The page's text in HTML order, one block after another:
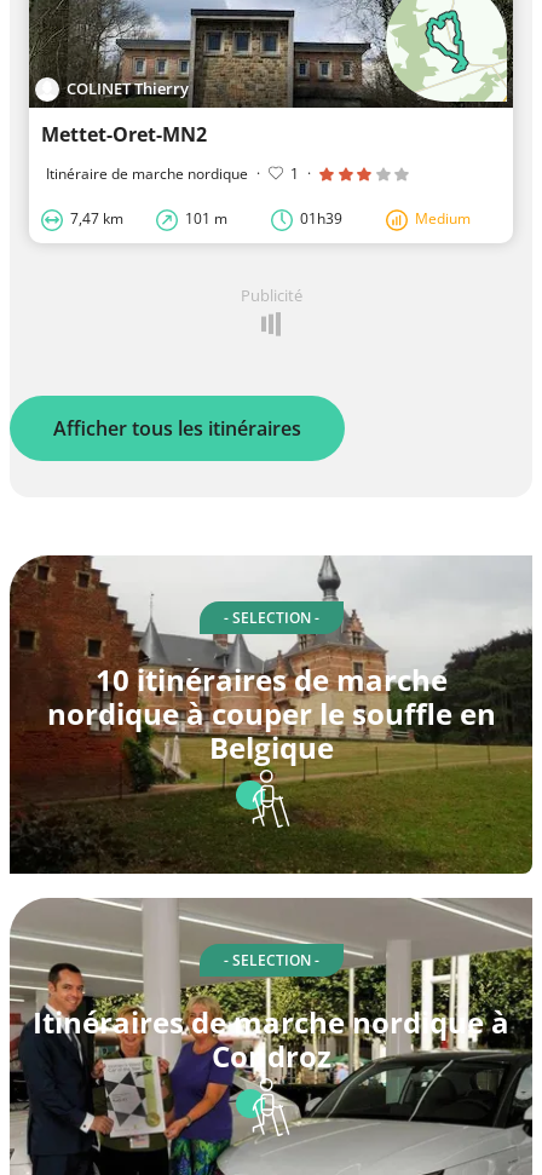
COLINET Thierry
Mettet-Oret-MN2
Itinéraire de marche nordique · 1 ·
7,47 km 101 m 01h39 Medium
Publicité
Afficher tous les itinéraires
- SELECTION -
10 itinéraires de marche
nordique à couper le souffle en
Belgique
- SELECTION -
Itinéraires de marche nordique à
Condroz